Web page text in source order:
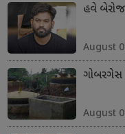
હવે
August
ગોબરગેસ
August